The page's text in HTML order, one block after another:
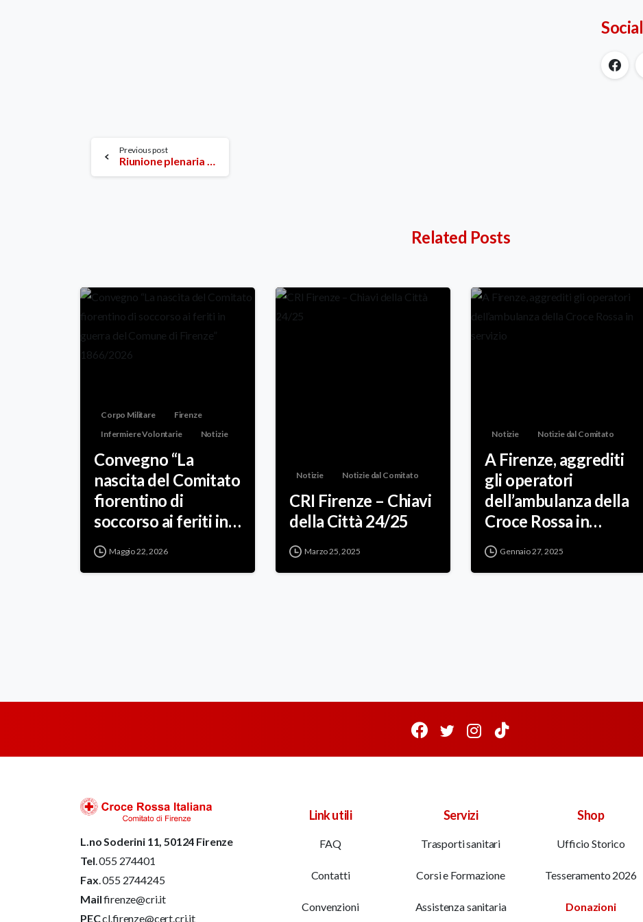
Continue
Reading
Previous post
Riunione plenaria Attività di Emergenza
Related Posts
Corpo Militare
Firenze
Infermiere Volontarie
Notizie
Convegno “La
nascita del Comitato
fiorentino di
soccorso ai feriti in
guerra del Comune
di Firenze”
Maggio 22, 2026
Notizie Notizie dal Comitato
CRI Firenze – Chiavi
della Città 24/25
Marzo 25, 2025
Notizie Notizie dal Comitato
A Firenze, aggrediti
gli operatori
dell’ambulanza della
Croce Rossa in
servizio
Gennaio 27, 2025
L.no Soderini 11, 50124 Firenze
Tel. 055 274401
Fax. 055 2744245
Mailfirenze@cri.it
PECcl.firenze@cert.cri.it
Link utili
FAQ
Contatti
Convenzioni
Servizi
Trasporti sanitari
Corsi e Formazione
Assistenza sanitaria
Shop
Ufficio Storico
Tesseramento 2026
Donazioni